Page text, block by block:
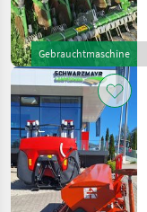
Gebrauchtmaschine